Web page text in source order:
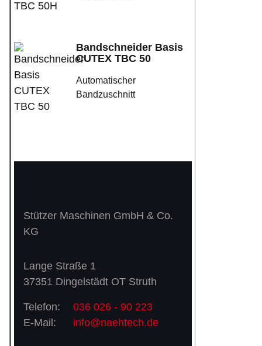
Bandschneider Basis
CUTEX TBC 50
Automatischer
Bandzuschnitt
Stützer Maschinen GmbH & Co.
KG
Lange Straße 1
37351 Dingelstädt OT Struth
Telefon:
036 026 - 90 223
E-Mail:
info@naehtech.de